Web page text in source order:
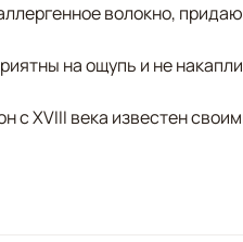
волокно,
на ощупь и не
с XVIII века известен